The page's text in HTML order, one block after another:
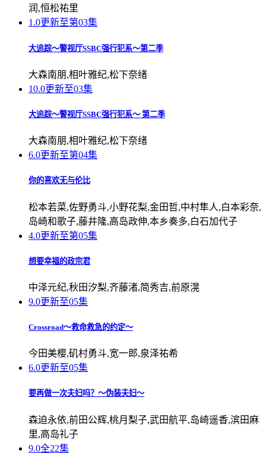
润,恒松祐里
1.0更新至第03集
大追踪〜警视厅SSBC强行犯系〜第二季
大森南朋,相叶雅纪,松下奈绪
10.0更新至03集
大追踪〜警视厅SSBC强行犯系〜 第二季
大森南朋,相叶雅纪,松下奈绪
6.0更新至第04集
你的喜欢无与伦比
松本若菜,佐野勇斗,小野花梨,金田哲,中村隼人,白本彩奈,
岛崎和歌子,藤井隆,高岛政伸,本乡奏多,白石加代子
4.0更新至第05集
想要幸福的政宗君
中泽元纪,秋田汐梨,齐藤渚,简秀吉,前原滉
9.0更新至05集
Crossroad～救命救急的约定～
今田美樱,矶村勇斗,宽一郎,泉泽祐希
6.0更新至05集
要再做一次夫妇吗？～伪装夫妇～
森迫永依,前田公辉,桃月梨子,武田航平,岛崎遥香,滨田麻
里,高岛礼子
9.0全22集